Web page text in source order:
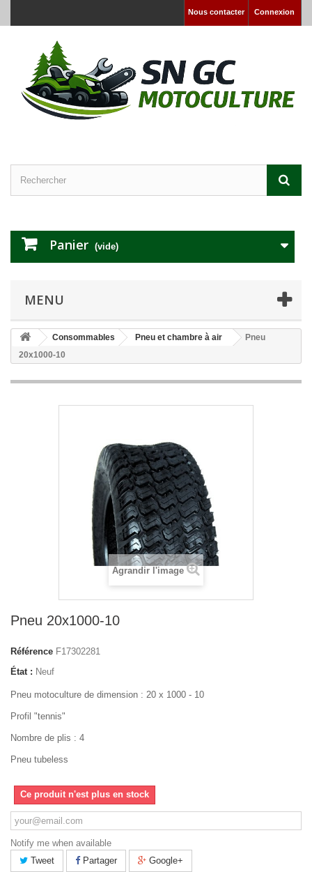
Connexion
Nous contacter
Panier (vide)
MENU
Consommables Pneu et chambre à air
Pneu
20x1000-10
Agrandir l'image
Pneu 20x1000-10
Référence F17302281
État : Neuf
Pneu motoculture de dimension : 20 x 1000 - 10
Profil "tennis"
Nombre de plis : 4
Pneu tubeless
Ce produit n'est plus en stock
Notify me when available
Tweet
Partager Google+